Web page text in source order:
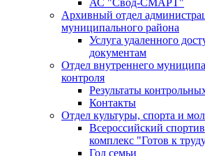
АС "Свод-СМАРТ"
Архивный отдел
муниципального района
Услуга удаленного
документам
Отдел внутреннего
контроля
Результаты
Контакты
Отдел культуры, спорта и
Всероссийский
комплекс "Готов к
Год семьи